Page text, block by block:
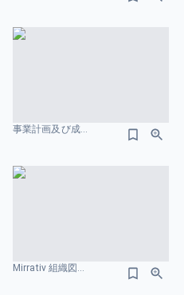
事業計画及び成長可能性に関する事項 株式会社TalentX フローのスライドデザイン
Mirrativ 組織図のスライドデザイン